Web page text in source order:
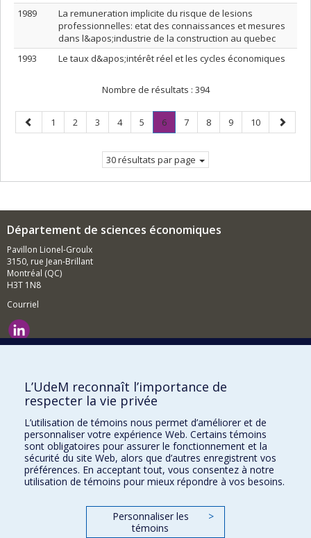
1989
La remuneration implicite du risque de lesions
professionnelles: etat des connaissances et mesures
dans l&apos;industrie de la construction au quebec
1993
Le taux d&apos;intérêt réel et les cycles économiques
Nombre de résultats : 394
Page
précédente
Page
1 Page
2 Page
3 Page
4 Page
5 Page
6.
Page
Page
7 Page
8 Page
9 Page
10
Page
30 résultats par page
Département de sciences économiques
Pavillon Lionel-Groulx
3150, rue Jean-Brillant
Montréal (QC)
H3T 1N8
Courriel
Comment soutenir le Département?
BESOIN D'AIDE?
Plan du site
Signaler une erreur
Accessibilité
FACULTÉ DES ARTS ET DES SCIENCES
Nos départements et écoles
L’UdeM reconnaît l’importance de
respecter la vie privée
L’utilisation de témoins nous permet d’améliorer et de
personnaliser votre expérience Web. Certains témoins
sont obligatoires pour assurer le fonctionnement et la
sécurité du site Web, alors que d’autres enregistrent vos
préférences. En acceptant tout, vous consentez à notre
utilisation de témoins pour mieux répondre à vos besoins.
Personnaliser les
témoins
>